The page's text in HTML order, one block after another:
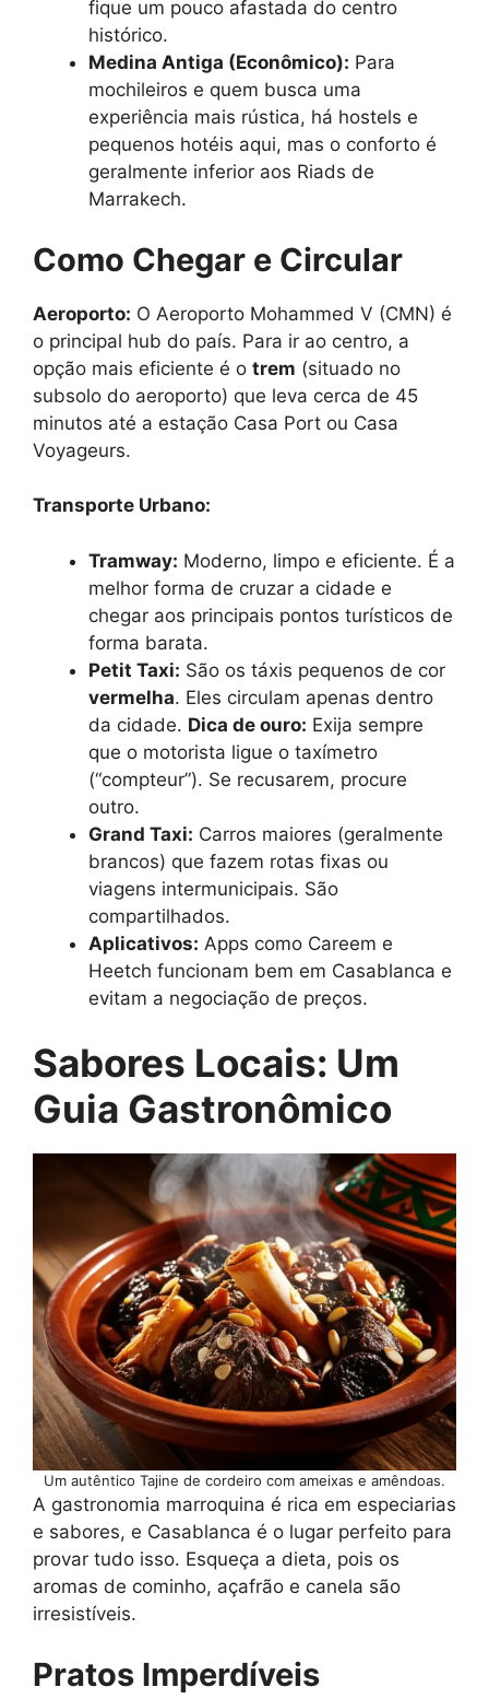
fique um pouco afastada do centro
histórico.
Medina Antiga (Econômico): Para
mochileiros e quem busca uma
experiência mais rústica, há hostels e
pequenos hotéis aqui, mas o conforto é
geralmente inferior aos Riads de
Marrakech.
Como Chegar e Circular
Aeroporto: O Aeroporto Mohammed V (CMN) é
o principal hub do país. Para ir ao centro, a
opção mais eficiente é o trem (situado no
subsolo do aeroporto) que leva cerca de 45
minutos até a estação Casa Port ou Casa
Voyageurs.
Transporte Urbano:
Tramway: Moderno, limpo e eficiente. É a
melhor forma de cruzar a cidade e
chegar aos principais pontos turísticos de
forma barata.
Petit Taxi: São os táxis pequenos de cor
vermelha. Eles circulam apenas dentro
da cidade. Dica de ouro: Exija sempre
que o motorista ligue o taxímetro
(“compteur”). Se recusarem, procure
outro.
Grand Taxi: Carros maiores (geralmente
brancos) que fazem rotas fixas ou
viagens intermunicipais. São
compartilhados.
Aplicativos: Apps como Careem e
Heetch funcionam bem em Casablanca e
evitam a negociação de preços.
Sabores Locais: Um
Guia Gastronômico
Um autêntico Tajine de cordeiro com ameixas e amêndoas.
A gastronomia marroquina é rica em especiarias
e sabores, e Casablanca é o lugar perfeito para
provar tudo isso. Esqueça a dieta, pois os
aromas de cominho, açafrão e canela são
irresistíveis.
Pratos Imperdíveis